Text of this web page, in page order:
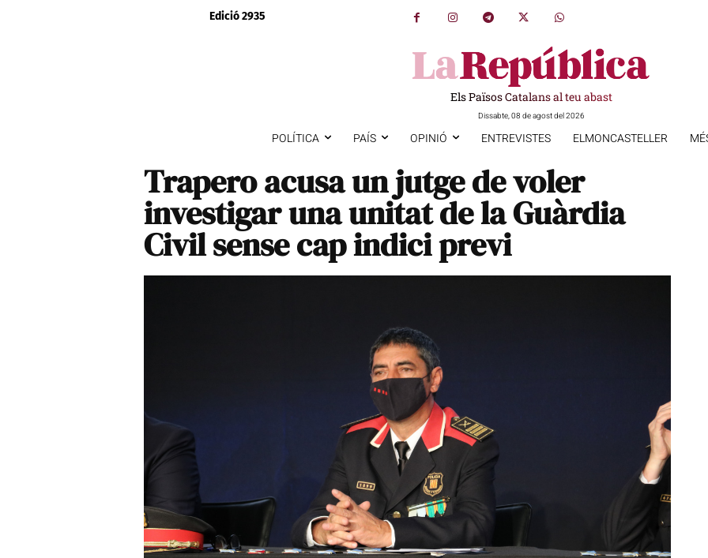
Edició 2935
Els Països Catalans al teu abast
Dissabte, 08 de agost del 2026
POLÍTICA PAÍS OPINIÓ ENTREVISTES ELMONCASTELLER
Trapero acusa un jutge de voler
investigar una unitat de la Guàrdia
Civil sense cap indici previ